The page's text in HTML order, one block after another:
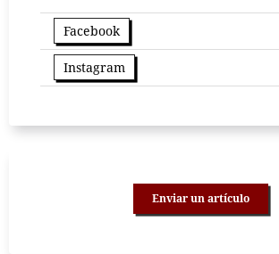
Facebook
Instagram
Enviar un artículo